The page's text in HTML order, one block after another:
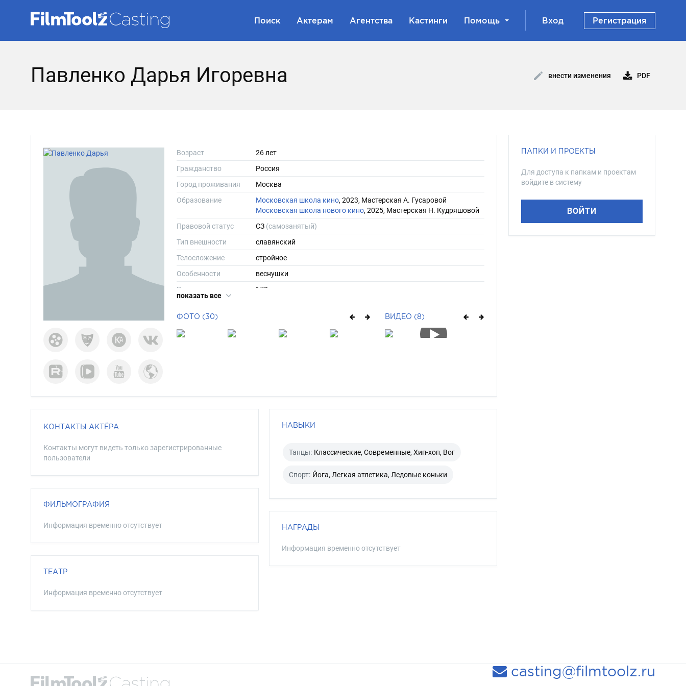
Поиск Актерам Агентства Кастинги Помощь Вход Регистрация
Павленко Дарья Игоревна внести изменения PDF
Возраст
26 лет
Гражданство
Россия
Город проживания
Москва
Образование
Московская школа кино, 2023, Мастерская А. Гусаровой
Московская школа нового кино, 2025, Мастерская Н. Кудряшовой
Правовой статус
СЗ (самозанятый)
Тип внешности
славянский
Телосложение
стройное
Особенности
веснушки
Рост
170
Размер одежды
Размер обуви
показать все
ФОТО (30) ВИДЕО (8)
КОНТАКТЫ АКТЁРА
Контакты могут видеть только зарегистрированные
пользователи
ФИЛЬМОГРАФИЯ
Информация временно отсутствует
ТЕАТР
Информация временно отсутствует
НАВЫКИ
Танцы: Классические, Современные, Хип-хоп, Вог
Спорт: Йога, Легкая атлетика, Ледовые коньки
НАГРАДЫ
Информация временно отсутствует
ПАПКИ И ПРОЕКТЫ
Для доступа к папкам и проектам
войдите в систему
ВОЙТИ
casting@filmtoolz.ru